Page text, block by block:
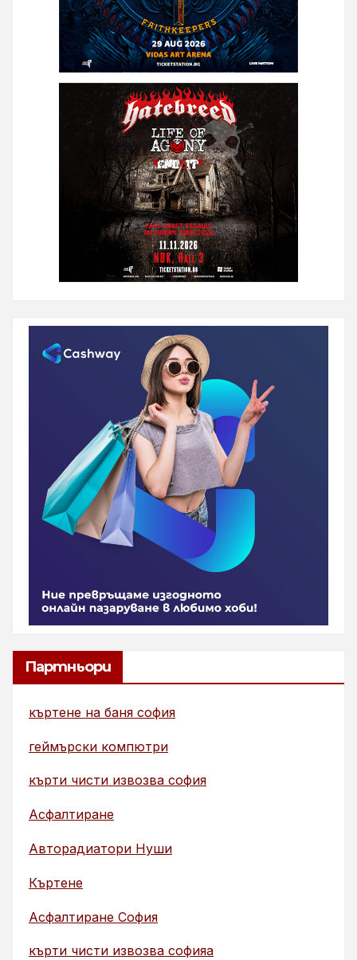
Партньори
къртене на баня софия
геймърски компютри
кърти чисти извозва софия
Асфалтиране
Авторадиатори Нуши
Къртене
Асфалтиране София
кърти чисти извозва софияа